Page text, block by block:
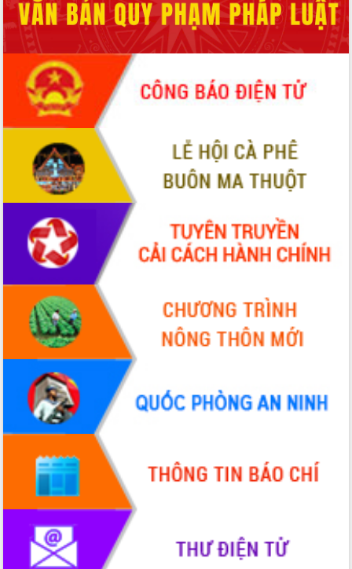
Thứ trưởng Bộ Y tế làm việc với tỉnh
Đắk Lắk về phát triển nhân lực y tế
cho trạm y tế cấp xã
Du lịch Đắk Lắk nâng tầm trải nghiệm
du khách thông qua Hệ thống cơ sở dữ
liệu và Bản đồ số
Tập huấn ứng dụng trí tuệ nhân tạo (AI)
trong thương mại điện tử năm 2026
Đoàn đại biểu Quốc hội tỉnh Đắk Lắk
trao đổi thông tin trước Kỳ họp thứ
nhất, Quốc hội khóa XVI
Quyết liệt cải cách hành chính, khơi
thông nguồn lực phát triển
Nâng cao hiệu lực, hiệu quả HĐND
tỉnh thông qua hiện đại hóa hành chính
Xã Ea Phê gắn cải cách hành chính với
chuyển đổi số
Phó Chủ tịch Thường trực UBND tỉnh
Hồ Thị Nguyên Thảo làm việc tại Trung
tâm Phục vụ hành chính công xã Ea
Xây dựng nền hành chính số đồng
hành cùng nông dân dân, doanh nghiệp
Giai đoạn 2026-2030, Đắk Lắk phấn
đấu có 77% xã đạt chuẩn nông thôn
mới
Chuyển đổi số 'mở đường' cho nông
nghiệp Đắk Lắk tăng trưởng bứt phá
Triển khai đồng bộ đo đạc, lập hồ sơ
địa chính, hoàn thiện cơ sở dữ liệu đất
Ứng dụng sinh trắc học - Bước tiến
trong hành trình chuyển đổi số tại Đắk